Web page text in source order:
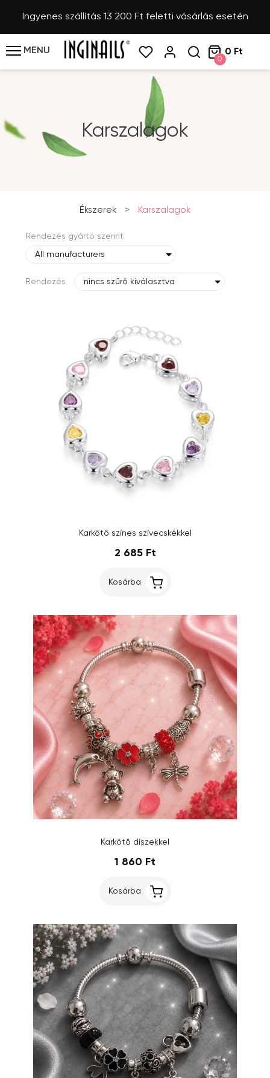
Ingyenes szállítás 13 200 Ft feletti vásárlás esetén
MENU
0
0 Ft
Karszalagok
Ékszerek > Karszalagok
Rendezés gyártó szerint
All manufacturers
Rendezés nincs szűrő kiválasztva
Karkötő színes szívecskékkel
2 685 Ft
Kosárba
Karkötő díszekkel
1 860 Ft
Kosárba